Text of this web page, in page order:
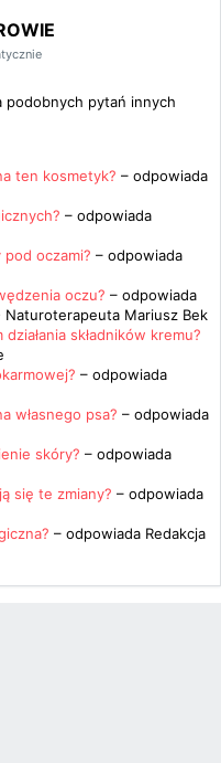
podobnych pytań innych
ten kosmetyk? – odpowiada
– odpowiada
oczami? – odpowiada
oczu? – odpowiada
Mariusz Bek
składników kremu?
– odpowiada
własnego psa? – odpowiada
skóry? – odpowiada
się te zmiany? – odpowiada
– odpowiada Redakcja